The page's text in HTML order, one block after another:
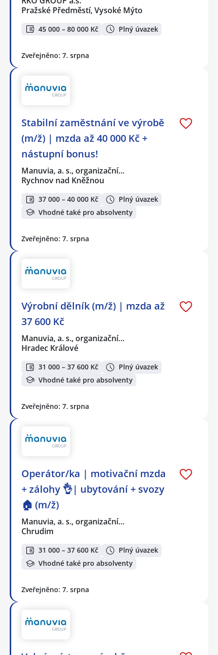
Pražské Předměstí, Vysoké Mýto
45 000 – 80 000 Kč Plný úvazek
Zveřejněno: 7. srpna
Stabilní zaměstnání ve výrobě
(m/ž) | mzda až 40 000 Kč +
nástupní bonus!
Manuvia, a. s., organizační…
Rychnov nad Kněžnou
37 000 – 40 000 Kč
Plný úvazek
Vhodné také pro absolventy
Zveřejněno: 7. srpna
Výrobní dělník (m/ž) | mzda až
37 600 Kč
Manuvia, a. s., organizační…
Hradec Králové
31 000 – 37 600 Kč
Plný úvazek
Vhodné také pro absolventy
Zveřejněno: 7. srpna
Operátor/ka | motivační mzda
+ zálohy 👌| ubytování + svozy
🏠 (m/ž)
Manuvia, a. s., organizační…
Chrudim
31 000 – 37 600 Kč
Plný úvazek
Vhodné také pro absolventy
Zveřejněno: 7. srpna